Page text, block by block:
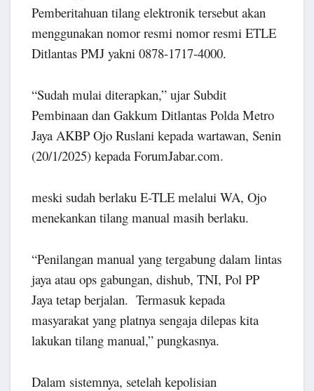
Pemberitahuan tilang elektronik tersebut akan
menggunakan nomor resmi nomor resmi ETLE
Ditlantas PMJ yakni 0878-1717-4000.
“Sudah mulai diterapkan,” ujar Subdit
Pembinaan dan Gakkum Ditlantas Polda Metro
Jaya AKBP Ojo Ruslani kepada wartawan, Senin
(20/1/2025) kepada ForumJabar.com.
meski sudah berlaku E-TLE melalui WA, Ojo
menekankan tilang manual masih berlaku.
“Penilangan manual yang tergabung dalam lintas
jaya atau ops gabungan, dishub, TNI, Pol PP
Jaya tetap berjalan. Termasuk kepada
masyarakat yang platnya sengaja dilepas kita
lakukan tilang manual,” pungkasnya.
Dalam sistemnya, setelah kepolisian